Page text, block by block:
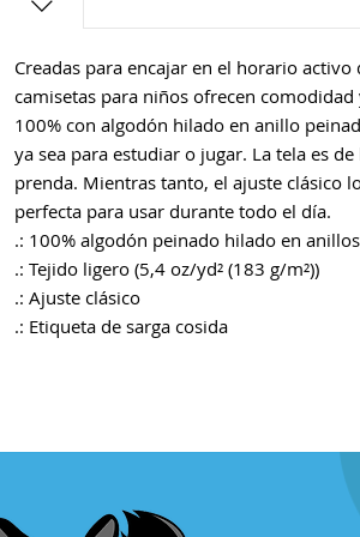
Creadas para encajar en el horario
camisetas para niños ofrecen
100% con algodón hilado en anillo
ya sea para estudiar o jugar. La tela es
prenda. Mientras tanto, el ajuste clásico
perfecta para usar durante todo el día.
.: 100% algodón peinado hilado en anillos
.: Tejido ligero (5,4 oz/yd² (183 g/m²))
.: Ajuste clásico
.: Etiqueta de sarga cosida